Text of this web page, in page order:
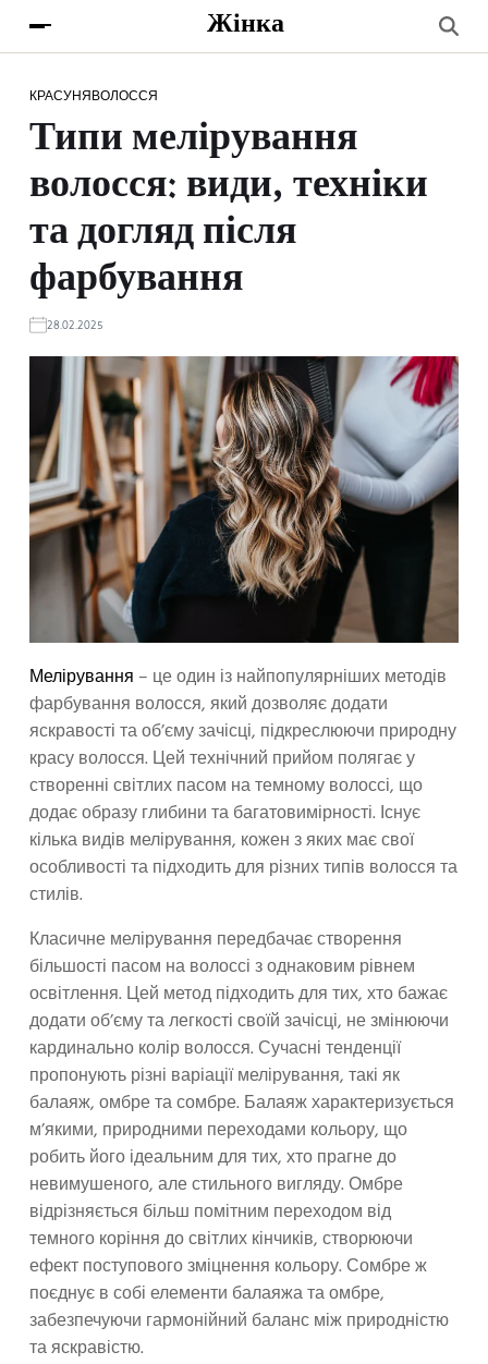
Жінка
КРАСУНЯ ВОЛОССЯ
Типи мелірування
волосся: види, техніки
та догляд після
фарбування
28.02.2025
Мелірування – це один із найпопулярніших методів
фарбування волосся, який дозволяє додати
яскравості та об’єму зачісці, підкреслюючи природну
красу волосся. Цей технічний прийом полягає у
створенні світлих пасом на темному волоссі, що
додає образу глибини та багатовимірності. Існує
кілька видів мелірування, кожен з яких має свої
особливості та підходить для різних типів волосся та
стилів.
Класичне мелірування передбачає створення
більшості пасом на волоссі з однаковим рівнем
освітлення. Цей метод підходить для тих, хто бажає
додати об’єму та легкості своїй зачісці, не змінюючи
кардинально колір волосся. Сучасні тенденції
пропонують різні варіації мелірування, такі як
балаяж, омбре та сомбре. Балаяж характеризується
м’якими, природними переходами кольору, що
робить його ідеальним для тих, хто прагне до
невимушеного, але стильного вигляду. Омбре
відрізняється більш помітним переходом від
темного коріння до світлих кінчиків, створюючи
ефект поступового зміцнення кольору. Сомбре ж
поєднує в собі елементи балаяжа та омбре,
забезпечуючи гармонійний баланс між природністю
та яскравістю.